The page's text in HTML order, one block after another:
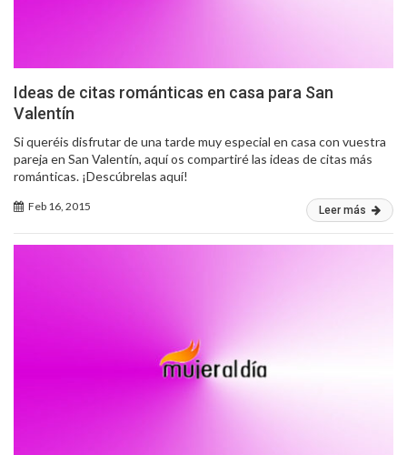
Ideas de citas románticas en casa para San
Valentín
Si queréis disfrutar de una tarde muy especial en casa con vuestra
pareja en San Valentín, aquí os compartiré las ideas de citas más
románticas. ¡Descúbrelas aquí!
Feb 16, 2015 Leer más